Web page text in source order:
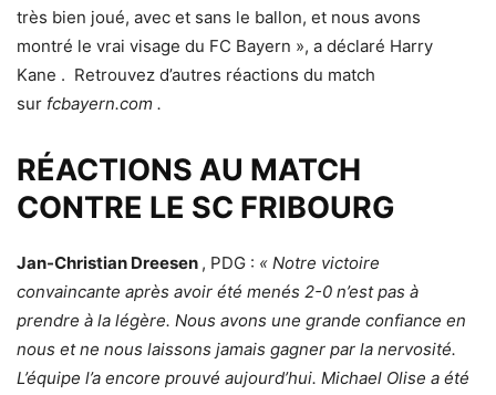
très bien joué, avec et sans le ballon, et nous avons
montré le vrai visage du FC Bayern », a déclaré Harry
Kane . Retrouvez d’autres réactions du match
sur fcbayern.com .
RÉACTIONS AU MATCH
CONTRE LE SC FRIBOURG
Jan-Christian Dreesen , PDG : « Notre victoire
convaincante après avoir été menés 2-0 n’est pas à
prendre à la légère. Nous avons une grande confiance en
nous et ne nous laissons jamais gagner par la nervosité.
L’équipe l’a encore prouvé aujourd’hui. Michael Olise a été